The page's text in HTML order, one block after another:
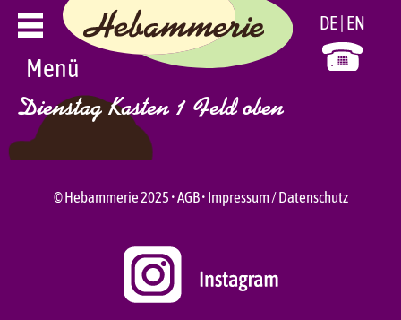
Zum
Inhalt
springen
DE EN
Menü
Dienstag Kasten 1 Feld oben
© Hebammerie 2025 •AGB• Impressum / Datenschutz